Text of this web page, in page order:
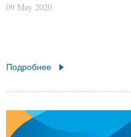
09 May 2020
Подробнее